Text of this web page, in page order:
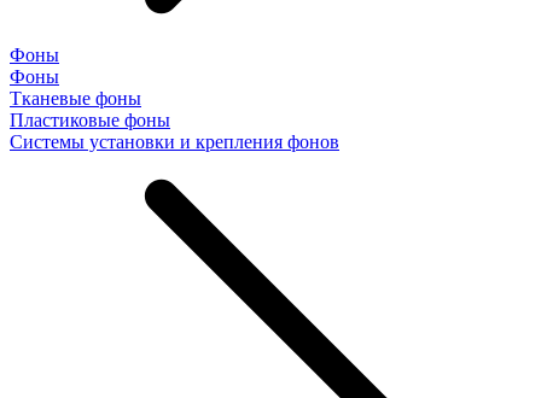
Фоны
Фоны
Тканевые фоны
Пластиковые фоны
Системы установки и крепления фонов